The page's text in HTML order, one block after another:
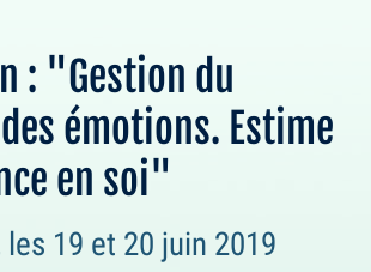
: "Gestion du
émotions. Estime
en soi"
19 et 20 juin 2019